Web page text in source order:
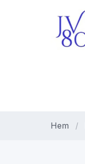
Hem /